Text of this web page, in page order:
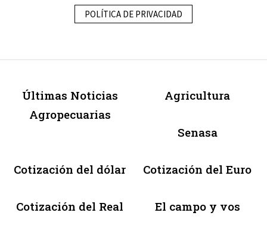
POLÍTICA DE PRIVACIDAD
Últimas Noticias
Agropecuarias
Agricultura
Senasa
Cotización del dólar Cotización del Euro
Cotización del Real El campo y vos